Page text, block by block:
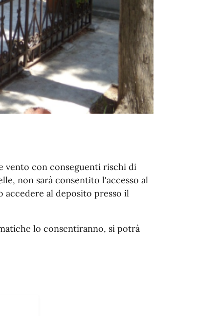
vento con conseguenti rischi di
non sarà consentito l'accesso al
al deposito presso il
lo consentiranno, si potrà